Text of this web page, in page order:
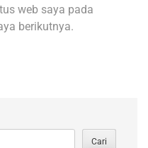
web saya pada
berikutnya.
Cari